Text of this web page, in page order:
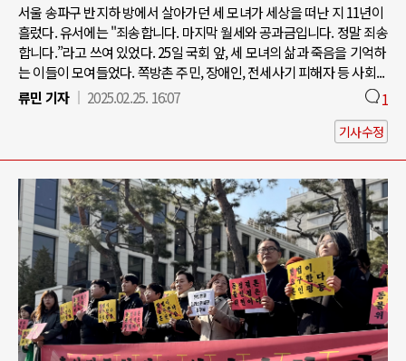
서울 송파구 반지하 방에서 살아가던 세 모녀가 세상을 떠난 지 11년이
흘렀다. 유서에는 "죄송합니다. 마지막 월세와 공과금입니다. 정말 죄송
합니다.”라고 쓰여 있었다. 25일 국회 앞, 세 모녀의 삶과 죽음을 기억하
는 이들이 모여들었다. 쪽방촌 주민, 장애인, 전세사기 피해자 등 사회...
류민 기자
2025.02.25. 16:07 1
기사수정